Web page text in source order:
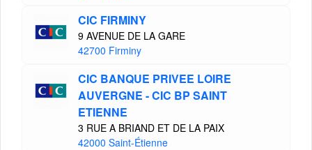
CIC FIRMINY
9 AVENUE DE LA GARE
42700 Firminy
CIC BANQUE PRIVEE LOIRE
AUVERGNE - CIC BP SAINT
ETIENNE
3 RUE A BRIAND ET DE LA PAIX
42000 Saint-Étienne